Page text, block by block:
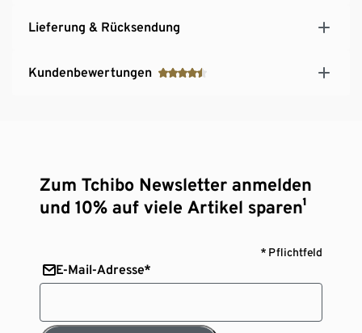
Lieferung & Rücksendung
Kundenbewertungen
Zum Tchibo Newsletter anmelden
und 10% auf viele Artikel sparen¹
* Pflichtfeld
E-Mail-Adresse*